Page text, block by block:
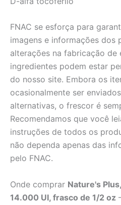
FNAC se esforça para
imagens e informações dos
alterações na fabricação de
ingredientes podem estar
do nosso site. Embora os
ocasionalmente ser
alternativas, o frescor é
Recomendamos que você
instruções de todos os
não dependa apenas das
pelo FNAC.
Onde comprar Nature's
14.000 UI, frasco de 1/2 oz